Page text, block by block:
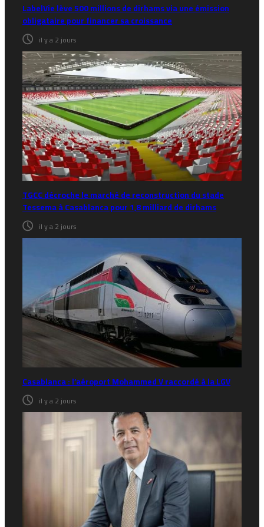
LabelVie lève 500 millions de dirhams via une émission
obligataire pour financer sa croissance
il y a 2 jours
TGCC décroche le marché de reconstruction du stade
Tessema à Casablanca pour 1,8 milliard de dirhams
il y a 2 jours
Casablanca : l’aéroport Mohammed V raccordé à la LGV
il y a 2 jours